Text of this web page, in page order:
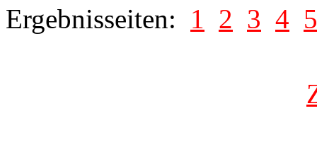
Ergebnisseiten: 1 2 3 4 5